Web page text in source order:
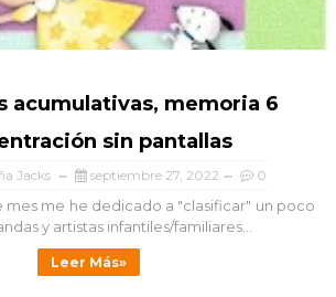
acumulativas, memoria 6
sin pantallas
Jacks septiembre 27, 2022 0
he dedicado a "clasificar" un poco
y artistas infantiles/familiares...
Leer Más»